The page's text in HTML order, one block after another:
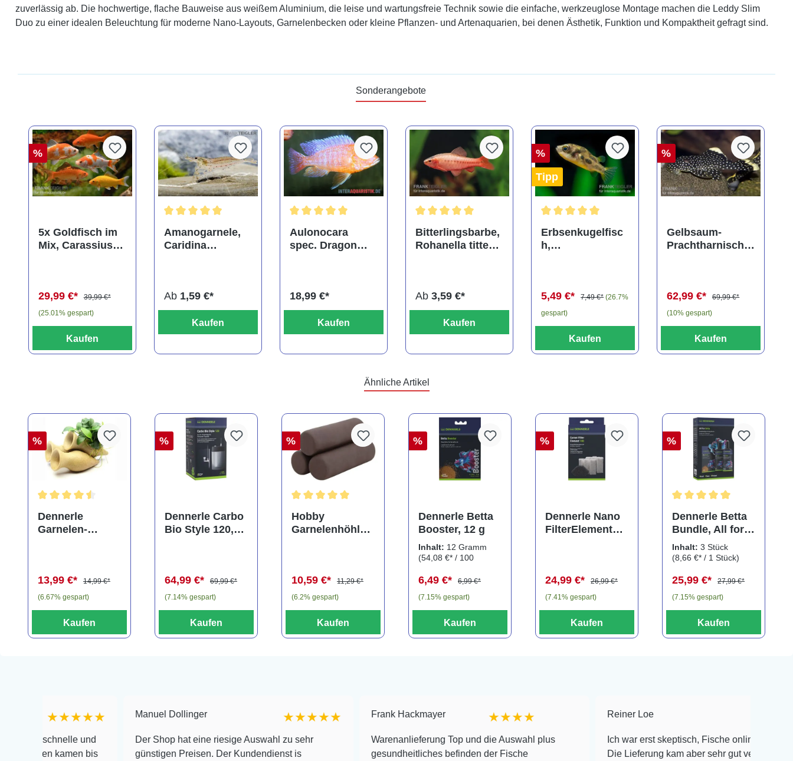
zuverlässig ab. Die hochwertige, flache Bauweise aus weißem Aluminium, die leise und wartungsfreie Technik sowie die einfache, werkzeuglose Montage machen die Leddy Slim
Duo zu einer idealen Beleuchtung für moderne Nano-Layouts, Garnelenbecken oder kleine Pflanzen- und Artenaquarien, bei denen Ästhetik, Funktion und Kompaktheit gefragt sind.
Sonderangebote
%
5x Goldfisch im
Mix, Carassius
29,99 €*
39,99 €*
(25.01% gespart)
Kaufen
Amanogarnele,
Caridina
Ab 1,59 €*
Kaufen
Aulonocara
spec. Dragon
18,99 €*
Kaufen
Bitterlingsbarbe,
Rohanella titteya,
Ab 3,59 €*
Kaufen
%
Tipp
Erbsenkugelfisc
h,
5,49 €*
7,49 €* (26.7%
gespart)
Kaufen
%
Gelbsaum-
Prachtharnischw
62,99 €*
69,99 €*
(10% gespart)
Kaufen
Ähnliche Artikel
%
Dennerle
Garnelen-
3er Tonamphore
13,99 €*
14,99 €*
(6.67% gespart)
Kaufen
%
Dennerle Carbo
Bio Style 120,
64,99 €*
69,99 €*
(7.14% gespart)
Kaufen
%
Hobby
Garnelenhöhle
10,59 €*
11,29 €*
(6.2% gespart)
Kaufen
%
Dennerle Betta
Booster, 12 g
Inhalt: 12 Gramm
(54,08 €* / 100
6,49 €*
6,99 €*
(7.15% gespart)
Kaufen
%
Dennerle Nano
FilterElement
(2er-Pack)
24,99 €*
26,99 €*
(7.41% gespart)
Kaufen
%
Dennerle Betta
Bundle, All for
Betta, Pflegeset
für
teilig
Inhalt:3 Stück
(8,66 €* / 1 Stück)
25,99 €*
27,99 €*
(7.15% gespart)
Kaufen
★★★★★
und
kamen bis
Manuel Dollinger ★★★★★
Der Shop hat eine riesige Auswahl zu sehr
günstigen Preisen. Der Kundendienst is
Frank Hackmayer ★★★★
Warenanlieferung Top und die Auswahl plus
gesundheitliches befinden der Fische
Ich war erst skeptisch, Fische online zu bestellen!
Die Lieferung kam aber sehr gut verpackt an und